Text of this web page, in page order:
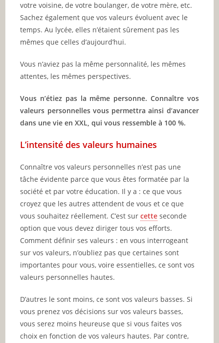
votre voisine, de votre boulanger, de votre mère, etc.
Sachez également que vos valeurs évoluent avec le
temps. Au lycée, elles n’étaient sûrement pas les
mêmes que celles d’aujourd’hui.
Vous n’aviez pas la même personnalité, les mêmes
attentes, les mêmes perspectives.
Vous n’étiez pas la même personne. Connaître vos
valeurs personnelles vous permettra ainsi d’avancer
dans une vie en XXL, qui vous ressemble à 100 %.
L’intensité des valeurs humaines
Connaître vos valeurs personnelles n’est pas une
tâche évidente parce que vous êtes formatée par la
société et par votre éducation. Il y a : ce que vous
croyez que les autres attendent de vous et ce que
vous souhaitez réellement. C’est surcette seconde
option que vous devez diriger tous vos efforts.
Comment définir ses valeurs : en vous interrogeant
sur vos valeurs, n’oubliez pas que certaines sont
importantes pour vous, voire essentielles, ce sont vos
valeurs personnelles hautes.
D’autres le sont moins, ce sont vos valeurs basses. Si
vous prenez vos décisions sur vos valeurs basses,
vous serez moins heureuse que si vous faites vos
choix en fonction de vos valeurs hautes. Par contre,